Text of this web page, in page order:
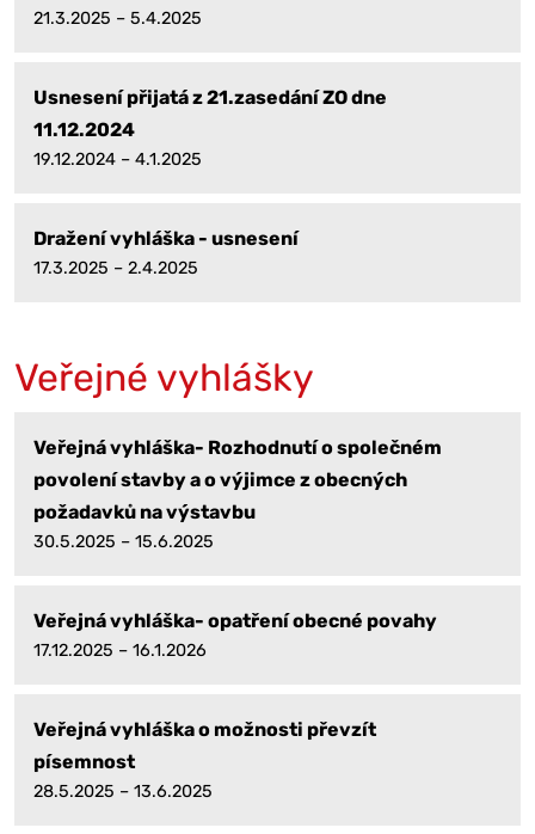
21.3.2025 – 5.4.2025
Usnesení přijatá z 21.zasedání ZO dne
11.12.2024
19.12.2024 – 4.1.2025
Dražení vyhláška - usnesení
17.3.2025 – 2.4.2025
Veřejné vyhlášky
Veřejná vyhláška- Rozhodnutí o společném
povolení stavby a o výjimce z obecných
požadavků na výstavbu
30.5.2025 – 15.6.2025
Veřejná vyhláška- opatření obecné povahy
17.12.2025 – 16.1.2026
Veřejná vyhláška o možnosti převzít
písemnost
28.5.2025 – 13.6.2025